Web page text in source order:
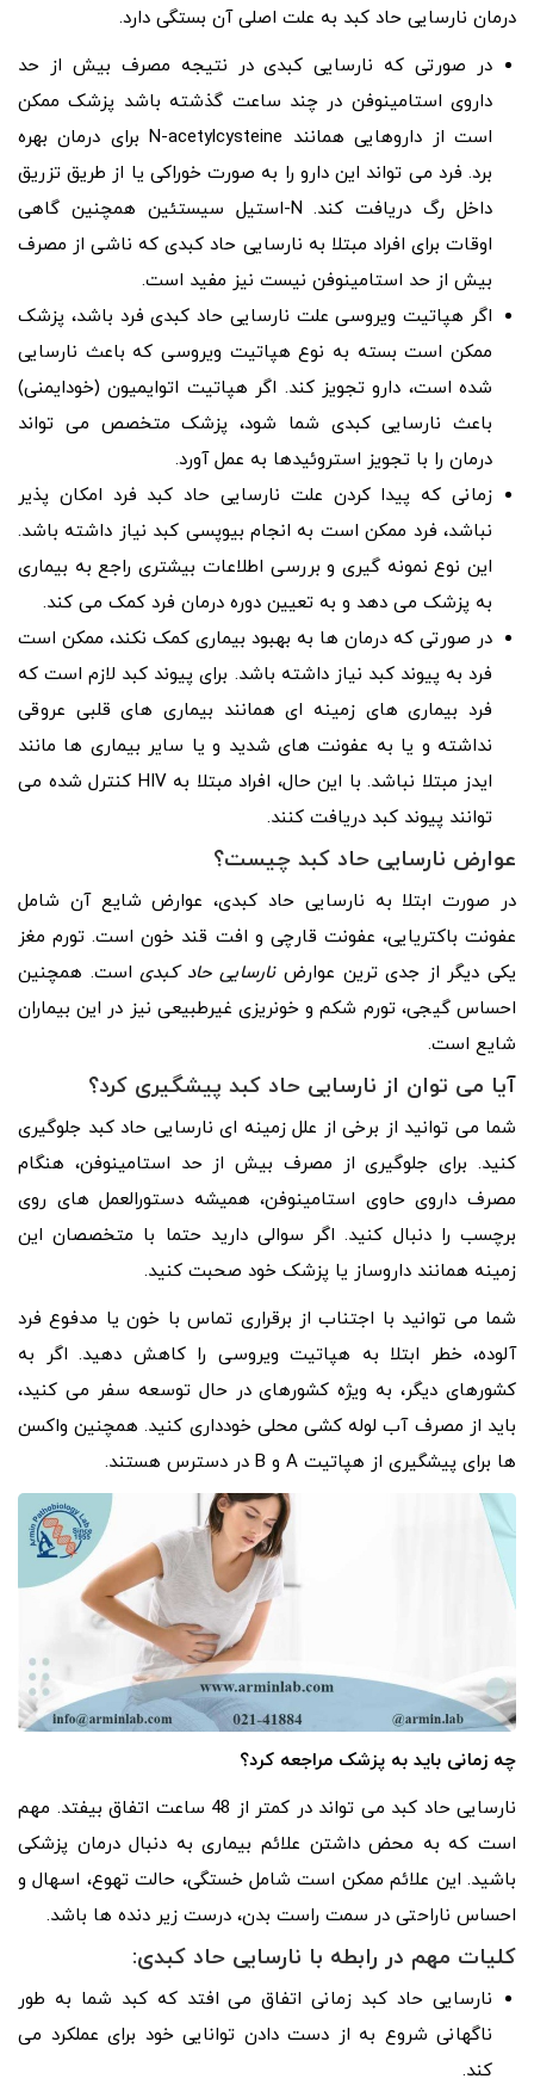
درمان نارسایی حاد کبد به علت اصلی آن بستگی دارد.
در صورتی که نارسایی کبدی در نتیجه مصرف بیش از حد
داروی استامینوفن در چند ساعت گذشته باشد پزشک ممکن
است از داروهایی همانند N-acetylcysteine برای درمان بهره
برد. فرد می تواند این دارو را به صورت خوراکی یا از طریق تزریق
داخل رگ دریافت کند. N-استیل سیستئین همچنین گاهی
اوقات برای افراد مبتلا به نارسایی حاد کبدی که ناشی از مصرف
بیش از حد استامینوفن نیست نیز مفید است.
اگر هپاتیت ویروسی علت نارسایی حاد کبدی فرد باشد، پزشک
ممکن است بسته به نوع هپاتیت ویروسی که باعث نارسایی
شده است، دارو تجویز کند. اگر هپاتیت اتوایمیون (خودایمنی)
باعث نارسایی کبدی شما شود، پزشک متخصص می تواند
درمان را با تجویز استروئیدها به عمل آورد.
زمانی که پیدا کردن علت نارسایی حاد کبد فرد امکان پذیر
نباشد، فرد ممکن است به انجام بیوپسی کبد نیاز داشته باشد.
این نوع نمونه گیری و بررسی اطلاعات بیشتری راجع به بیماری
به پزشک می دهد و به تعیین دوره درمان فرد کمک می کند.
در صورتی که درمان ها به بهبود بیماری کمک نکند، ممکن است
فرد به پیوند کبد نیاز داشته باشد. برای پیوند کبد لازم است که
فرد بیماری های زمینه ای همانند بیماری های قلبی عروقی
نداشته و یا به عفونت های شدید و یا سایر بیماری ها مانند
ایدز مبتلا نباشد. با این حال، افراد مبتلا به HIV کنترل شده می
توانند پیوند کبد دریافت کنند.
عوارض نارسایی حاد کبد چیست؟
در صورت ابتلا به نارسایی حاد کبدی، عوارض شایع آن شامل
عفونت باکتریایی، عفونت قارچی و افت قند خون است. تورم مغز
یکی دیگر از جدی ترین عوارضنارسایی حاد کبدیاست. همچنین
احساس گیجی، تورم شکم و خونریزی غیرطبیعی نیز در این بیماران
شایع است.
آیا می توان از نارسایی حاد کبد پیشگیری کرد؟
شما می توانید از برخی از علل زمینه ای نارسایی حاد کبد جلوگیری
کنید. برای جلوگیری از مصرف بیش از حد استامینوفن، هنگام
مصرف داروی حاوی استامینوفن، همیشه دستورالعمل های روی
برچسب را دنبال کنید. اگر سوالی دارید حتما با متخصصان این
زمینه همانند داروساز یا پزشک خود صحبت کنید.
شما می توانید با اجتناب از برقراری تماس با خون یا مدفوع فرد
آلوده، خطر ابتلا به هپاتیت ویروسی را کاهش دهید. اگر به
کشورهای دیگر، به ویژه کشورهای در حال توسعه سفر می کنید،
باید از مصرف آب لوله کشی محلی خودداری کنید. همچنین واکسن
ها برای پیشگیری از هپاتیت A و B در دسترس هستند.
چه زمانی باید به پزشک مراجعه کرد؟
نارسایی حاد کبد می تواند در کمتر از 48 ساعت اتفاق بیفتد. مهم
است که به محض داشتن علائم بیماری به دنبال درمان پزشکی
باشید. این علائم ممکن است شامل خستگی، حالت تهوع، اسهال و
احساس ناراحتی در سمت راست بدن، درست زیر دنده‌ ها باشد.
کلیات مهم در رابطه با نارسایی حاد کبدی:
نارسایی حاد کبد زمانی اتفاق می افتد که کبد شما به طور
ناگهانی شروع به از دست دادن توانایی خود برای عملکرد می
کند.